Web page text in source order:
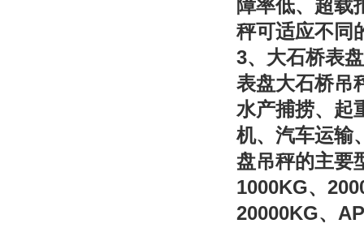
障率低、超载
秤可适应不同
3、大石桥表
表盘大石桥吊
水产捕捞、起
机、汽车运输
盘吊秤的主要
1000KG、
20000KG、